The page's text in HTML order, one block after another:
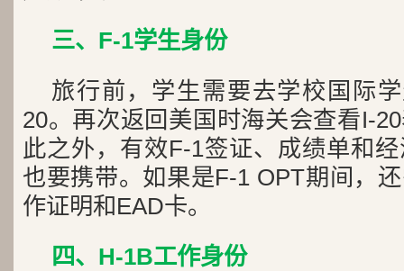
三、F-1学生身份
旅行前，学生需要去学校国际
20。再次返回美国时海关会查看I-
此之外，有效F-1签证、成绩单和
也要携带。如果是F-1 OPT期间，
作证明和EAD卡。
四、H-1B工作身份